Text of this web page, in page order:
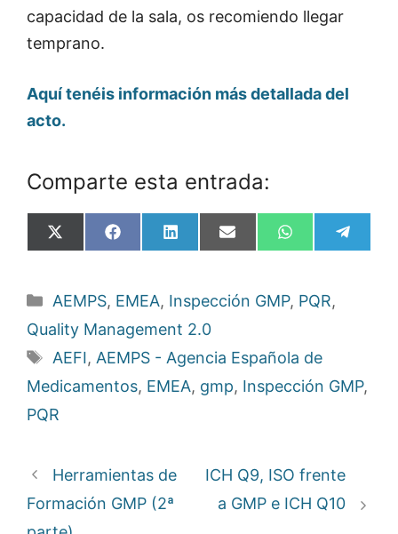
capacidad de la sala, os recomiendo llegar
temprano.
Aquí tenéis información más detallada del
acto.
Comparte esta entrada:
Compartir
en
X
(
i
t
t
e
r
)
Compartir
en
F
a
b
o
k
Compartir
en
L
i
e
I
n
Compartir
en
E
m
l
Compartir
en
W
h
s
p
en
e
Categorías
AEMPS, EMEA, Inspección GMP, PQR,
Quality Management 2.0
Etiquetas
AEFI, AEMPS - Agencia Española de
Medicamentos, EMEA, gmp, Inspección GMP,
PQR
Herramientas de
Formación GMP (2ª
ICH Q9, ISO frente
a GMP e ICH Q10